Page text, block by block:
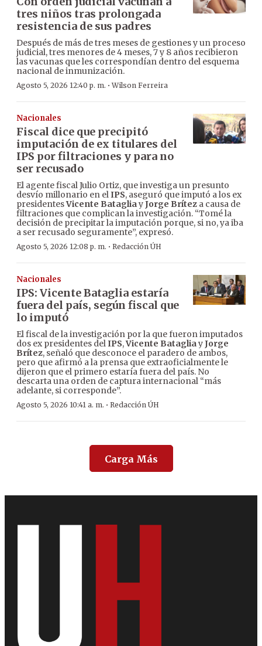
tres niños tras prolongada
resistencia de sus padres
Después de más de tres meses de gestiones y un proceso
judicial, tres menores de 4 meses, 7 y 8 años recibieron
las vacunas que les correspondían dentro del esquema
nacional de inmunización.
Agosto 5, 2026 12:40 p. m. ·Wilson Ferreira
Nacionales
Fiscal dice que precipitó
imputación de ex titulares del
IPS por filtraciones y para no
ser recusado
El agente fiscal Julio Ortiz, que investiga un presunto
desvío millonario en elIPS, aseguró que imputó a los ex
presidentesVicente BatagliayJorge Brítez a causa de
filtraciones que complican la investigación. “Tomé la
decisión de precipitar la imputación porque, si no, ya iba
a ser recusado seguramente”, expresó.
Agosto 5, 2026 12:08 p. m. · Redacción ÚH
Nacionales
IPS: Vicente Bataglia estaría
fuera del país, según fiscal que
lo imputó
El fiscal de la investigación por la que fueron imputados
dos ex presidentes delIPS,Vicente BatagliayJorge
Brítez, señaló que desconoce el paradero de ambos,
pero que afirmó a la prensa que extraoficialmente le
dijeron que el primero estaría fuera del país. No
descarta una orden de captura internacional “más
adelante, si corresponde”.
Agosto 5, 2026 10:41 a. m. · Redacción ÚH
Carga Más